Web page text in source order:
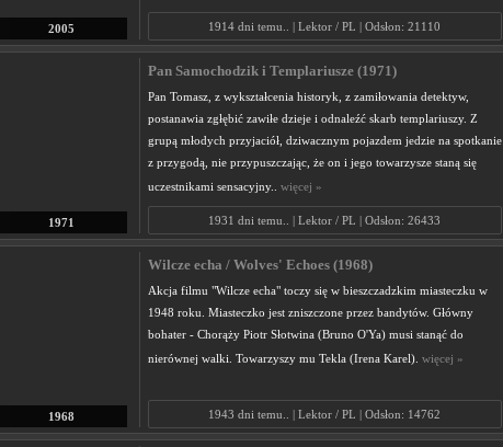
2005 1914 dni temu.. | Lektor / PL | Odsłon: 21110
1971
Pan Samochodzik i Templariusze (1971)
Pan Tomasz, z wykształcenia historyk, z zamiłowania detektyw,
postanawia zgłębić zawiłe dzieje i odnaleźć skarb templariuszy. Z
grupą młodych przyjaciół, dziwacznym pojazdem jedzie na spotkanie
z przygodą, nie przypuszczając, że on i jego towarzysze staną się
uczestnikami sensacyjny.. więcej »
1931 dni temu.. | Lektor / PL | Odsłon: 26433
1968
Wilcze echa / Wolves' Echoes (1968)
Akcja filmu "Wilcze echa" toczy się w bieszczadzkim miasteczku w
1948 roku. Miasteczko jest zniszczone przez bandytów. Główny
bohater - Chorąży Piotr Słotwina (Bruno O'Ya) musi stanąć do
nierównej walki. Towarzyszy mu Tekla (Irena Karel). więcej »
1943 dni temu.. | Lektor / PL | Odsłon: 14762